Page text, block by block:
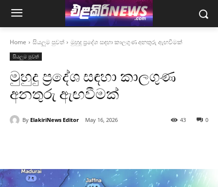
Home සියලුම පුවත් මුහුදු ප්‍රදේශ සඳහා කාලගුණ අනතුරු ඇඟවීමක්
සියලුම පුවත්
මුහුදු ප්‍රදේශ සඳහා කාලගුණ
අනතුරු ඇඟවීමක්
By ElakiriNews Editor May 16, 2026 0
43